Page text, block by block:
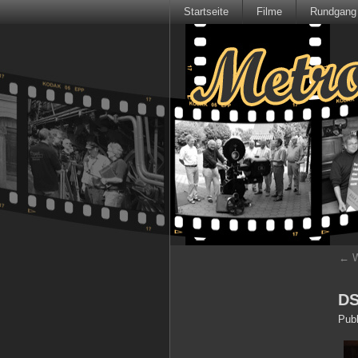
Startseite Filme Rundgang
←